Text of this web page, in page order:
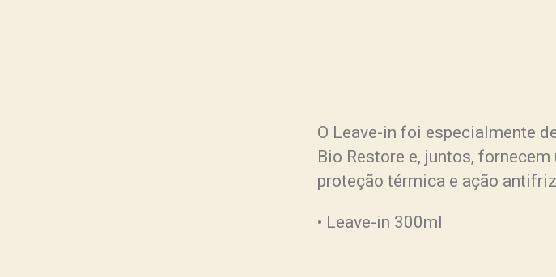
O Leave-in foi especialmente
Bio Restore e, juntos,
proteção térmica e ação
• Leave-in 300ml